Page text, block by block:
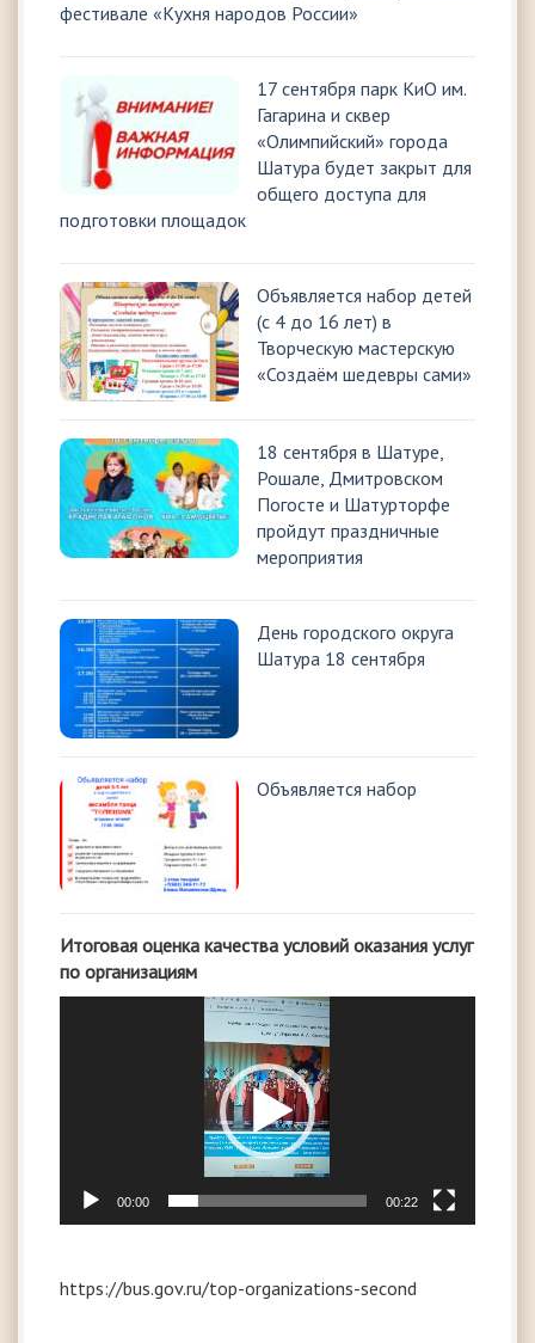
фестивале «Кухня народов России»
17 сентября парк КиО им.
Гагарина и сквер
«Олимпийский» города
Шатура будет закрыт для
общего доступа для
подготовки площадок
Объявляется набор детей
(с 4 до 16 лет) в
Творческую мастерскую
«Создаём шедевры сами»
18 сентября в Шатуре,
Рошале, Дмитровском
Погосте и Шатурторфе
пройдут праздничные
мероприятия
День городского округа
Шатура 18 сентября
Объявляется набор
Итоговая оценка качества условий оказания услуг
по организациям
00:00 00:22
https://bus.gov.ru/top-organizations-second